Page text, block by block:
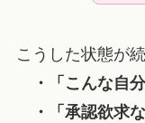
こうした状態が続
・「こんな自分
・「承認欲求な